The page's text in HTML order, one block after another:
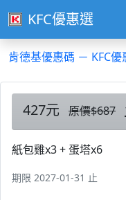
KFC優惠選
肯德基優惠碼 － KFC優
427元 原價$687
紙包雞x3 + 蛋塔x6
期限 2027-01-31 止